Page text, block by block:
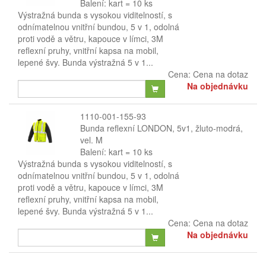
Balení: kart = 10 ks
Výstražná bunda s vysokou viditelností, s
odnímatelnou vnitřní bundou, 5 v 1, odolná
proti vodě a větru, kapouce v límci, 3M
reflexní pruhy, vnitřní kapsa na mobil,
lepené švy. Bunda výstražná 5 v 1...
Cena: Cena na dotaz
Na objednávku
1110-001-155-93
Bunda reflexní LONDON, 5v1, žluto-modrá,
vel. M
Balení: kart = 10 ks
Výstražná bunda s vysokou viditelností, s
odnímatelnou vnitřní bundou, 5 v 1, odolná
proti vodě a větru, kapouce v límci, 3M
reflexní pruhy, vnitřní kapsa na mobil,
lepené švy. Bunda výstražná 5 v 1...
Cena: Cena na dotaz
Na objednávku